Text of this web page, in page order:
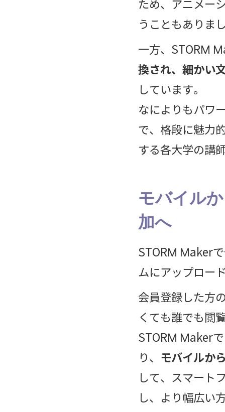
ため、アニメー
うこともありま
一方、STORM
換され、細かい
しています。
なによりもパワ
で、格段に魅力
する各大学の講
モバイル
加へ
STORM Maker
ムにアップロー
会員登録した方
くても誰でも閲
STORM Maker
り、 モバイルか
して、スマート
し、より幅広い